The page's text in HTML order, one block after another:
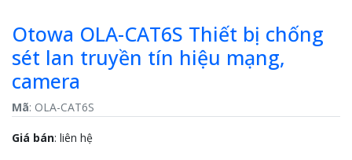
Otowa OLA-CAT6S Thiết bị chống
sét lan truyền tín hiệu mạng,
camera
Mã: OLA-CAT6S
Giá bán: liên hệ